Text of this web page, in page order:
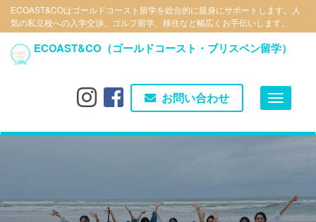
イ
コ
ECOAST&COはゴールドコースト留学を総合的に親身にサポートします。人
気の私立校への入学交渉、ゴルフ留学、移住など幅広くお手伝いします。
ECOAST&CO（ゴールドコースト・ブリスベン留学）
お問い合わせ
Toggle